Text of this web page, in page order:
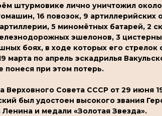
штурмовике лично уничтожил
16 повозок, 9 артиллерийских
5 миномётных батарей, 2
эшелонов, 3
боях, в ходе которых его стрелок
марта по апрель эскадрилья
понеся при этом потерь.
Верховного Совета СССР от 29 июня
был удостоен высокого звания
и медали «Золотая Звезда».